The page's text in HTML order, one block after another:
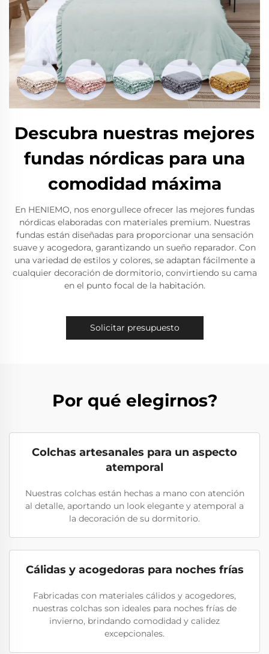
Descubra nuestras mejores
fundas nórdicas para una
comodidad máxima
En HENIEMO, nos enorgullece ofrecer las mejores fundas
nórdicas elaboradas con materiales premium. Nuestras
fundas están diseñadas para proporcionar una sensación
suave y acogedora, garantizando un sueño reparador. Con
una variedad de estilos y colores, se adaptan fácilmente a
cualquier decoración de dormitorio, convirtiendo su cama
en el punto focal de la habitación.
Solicitar presupuesto
Por qué elegirnos?
Colchas artesanales para un aspecto
atemporal
Nuestras colchas están hechas a mano con atención
al detalle, aportando un look elegante y atemporal a
la decoración de su dormitorio.
Cálidas y acogedoras para noches frías
Fabricadas con materiales cálidos y acogedores,
nuestras colchas son ideales para noches frías de
invierno, brindando comodidad y calidez
excepcionales.